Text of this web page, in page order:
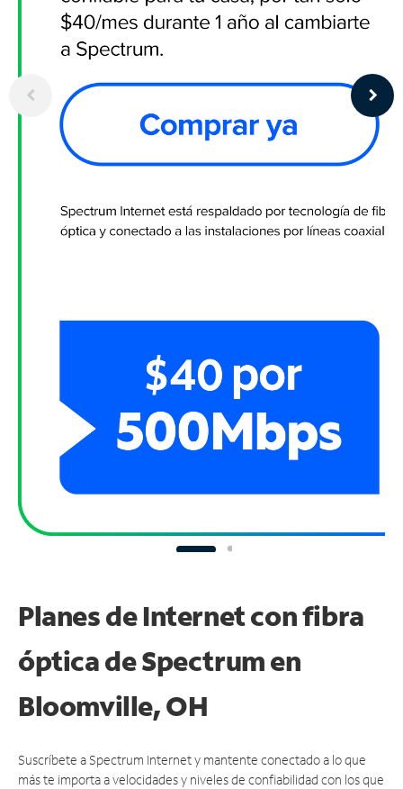
Planes de Internet con fibra
óptica de Spectrum en
Bloomville, OH
Suscríbete a Spectrum Internet y mantente conectado a lo que
más te importa a velocidades y niveles de confiabilidad con los que